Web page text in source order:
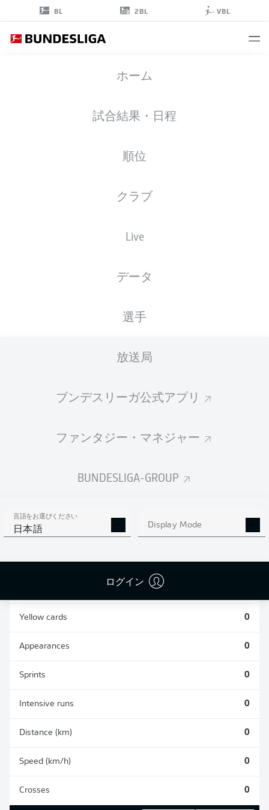
BL 2BL VBL
ホーム
試合結果・日程
順位
クラブ
Live
データ
選手
放送局
ブンデスリーガ公式アプリ
ファンタジー・マネジャー
BUNDESLIGA-GROUP
言語をお選びください
日本語 Display Mode
ログイン
05.06.2002
2026/2027
統計 シーズン 2026/2027
AERIAL DUELS
WON
Yellow cards 0
Appearances 0
Sprints 0
Intensive runs 0
Distance (km) 0
Speed (km/h) 0
Crosses 0